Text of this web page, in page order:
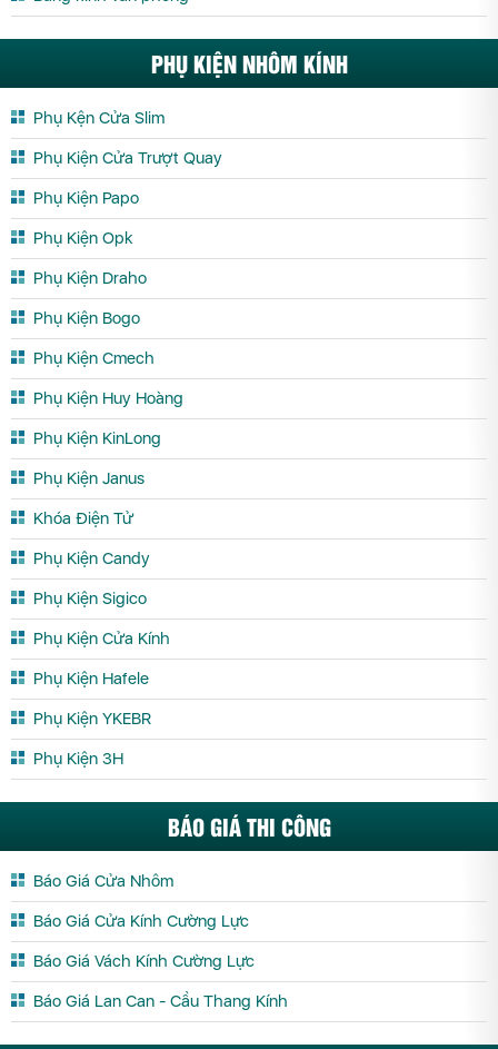
PHỤ KIỆN NHÔM KÍNH
Phụ Kện Cửa Slim
Phụ Kiện Cửa Trượt Quay
Phụ Kiện Papo
Phụ Kiện Opk
Phụ Kiện Draho
Phụ Kiện Bogo
Phụ Kiện Cmech
Phụ Kiện Huy Hoàng
Phụ Kiện KinLong
Phụ Kiện Janus
Khóa Điện Tử
Phụ Kiện Candy
Phụ Kiện Sigico
Phụ Kiện Cửa Kính
Phụ Kiện Hafele
Phụ Kiện YKEBR
Phụ Kiện 3H
BÁO GIÁ THI CÔNG
Báo Giá Cửa Nhôm
Báo Giá Cửa Kính Cường Lực
Báo Giá Vách Kính Cường Lực
Báo Giá Lan Can - Cầu Thang Kính